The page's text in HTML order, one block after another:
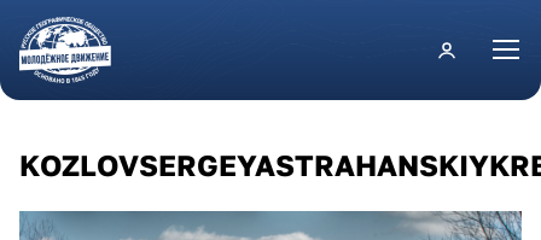
Перейти к основному содержанию